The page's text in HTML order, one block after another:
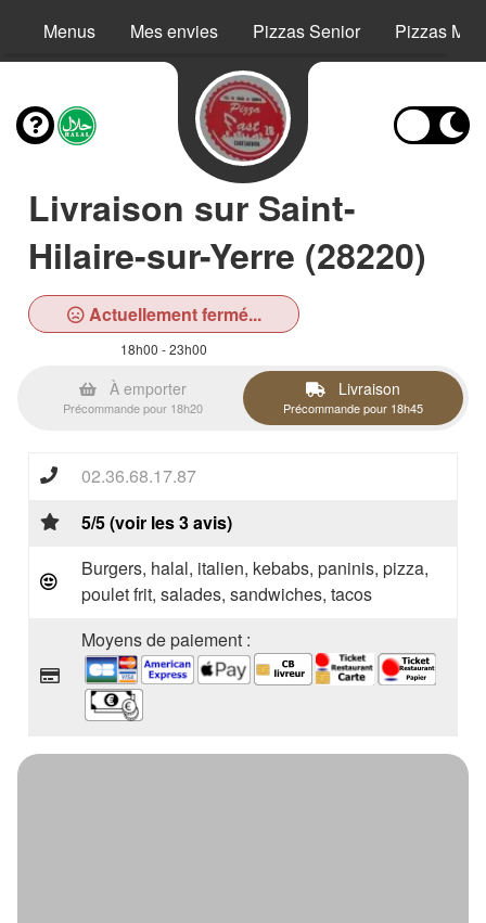
Menus Mes envies Pizzas Senior Pizzas
Livraison sur Saint-
Hilaire-sur-Yerre (28220)
Actuellement fermé...
18h00 - 23h00
À emporter
Précommande pour 18h20
Livraison
Précommande pour 18h45
02.36.68.17.87
5/5 (voir les 3 avis)
Burgers, halal, italien, kebabs, paninis, pizza,
poulet frit, salades, sandwiches, tacos
Moyens de paiement :